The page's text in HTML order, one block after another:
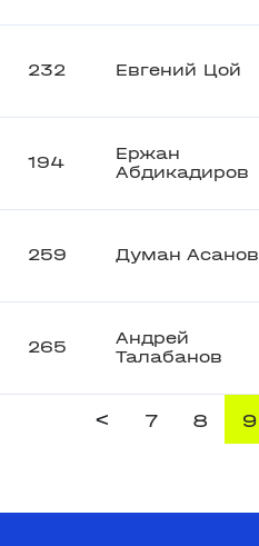
232 Евгений Цой
194
Ержан
Абдикадиров
259 Думан Асанов
265
Андрей
Талабанов
< 7 8 9